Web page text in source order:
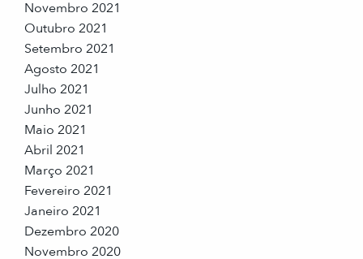
Novembro 2021
Outubro 2021
Setembro 2021
Agosto 2021
Julho 2021
Junho 2021
Maio 2021
Abril 2021
Março 2021
Fevereiro 2021
Janeiro 2021
Dezembro 2020
Novembro 2020